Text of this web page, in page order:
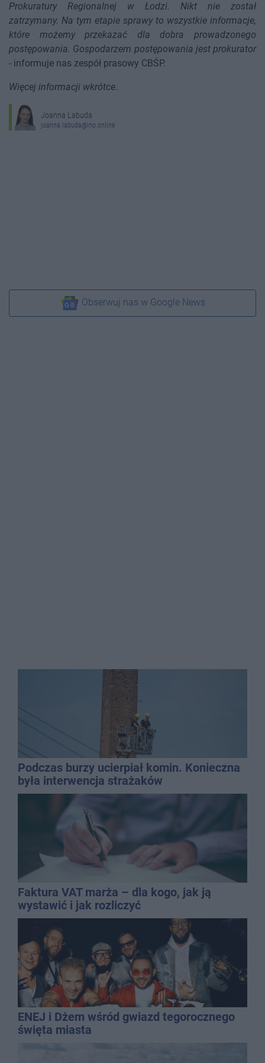
Prokuratury Regionalnej w Łodzi. Nikt nie został
zatrzymany. Na tym etapie sprawy to wszystkie informacje,
które możemy przekazać dla dobra prowadzonego
postępowania. Gospodarzem postępowania jest prokurator
- informuje nas zespół prasowy CBŚP.
Więcej informacji wkrótce.
Joanna Labuda
joanna.labuda@ino.online
Obserwuj nas w Google News
Podczas burzy ucierpiał komin. Konieczna
była interwencja strażaków
Faktura VAT marża – dla kogo, jak ją
wystawić i jak rozliczyć
ENEJ i Dżem wśród gwiazd tegorocznego
święta miasta